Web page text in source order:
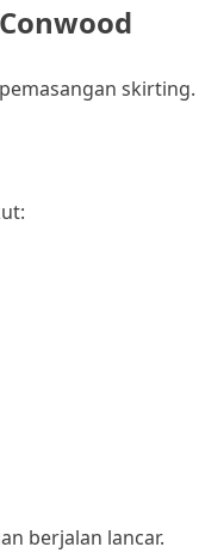
skirting.
berjalan lancar.